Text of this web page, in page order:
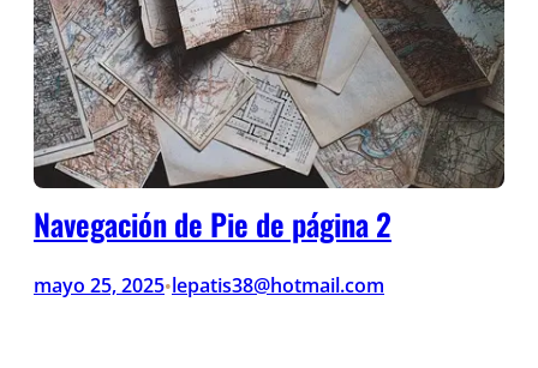
Navegación de Pie de página 2
mayo 25, 2025•lepatis38@hotmail.com